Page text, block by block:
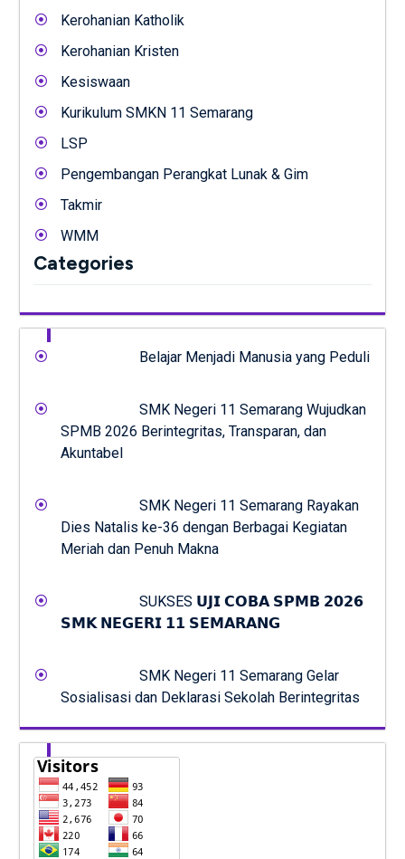
Kerohanian Katholik
Kerohanian Kristen
Kesiswaan
Kurikulum SMKN 11 Semarang
LSP
Pengembangan Perangkat Lunak & Gim
Takmir
WMM
Categories
Belajar Menjadi Manusia yang Peduli
SMK Negeri 11 Semarang Wujudkan
SPMB 2026 Berintegritas, Transparan, dan
Akuntabel
SMK Negeri 11 Semarang Rayakan
Dies Natalis ke-36 dengan Berbagai Kegiatan
Meriah dan Penuh Makna
SUKSES 𝗨𝗝𝗜 𝗖𝗢𝗕𝗔 𝗦𝗣𝗠𝗕 𝟮𝟬𝟮𝟲
𝗦𝗠𝗞 𝗡𝗘𝗚𝗘𝗥𝗜 𝟭𝟭 𝗦𝗘𝗠𝗔𝗥𝗔𝗡𝗚
SMK Negeri 11 Semarang Gelar
Sosialisasi dan Deklarasi Sekolah Berintegritas